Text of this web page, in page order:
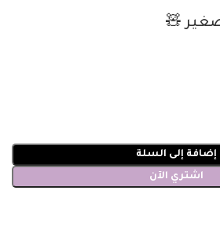
إضافة إلى السلة
اشتري الآن